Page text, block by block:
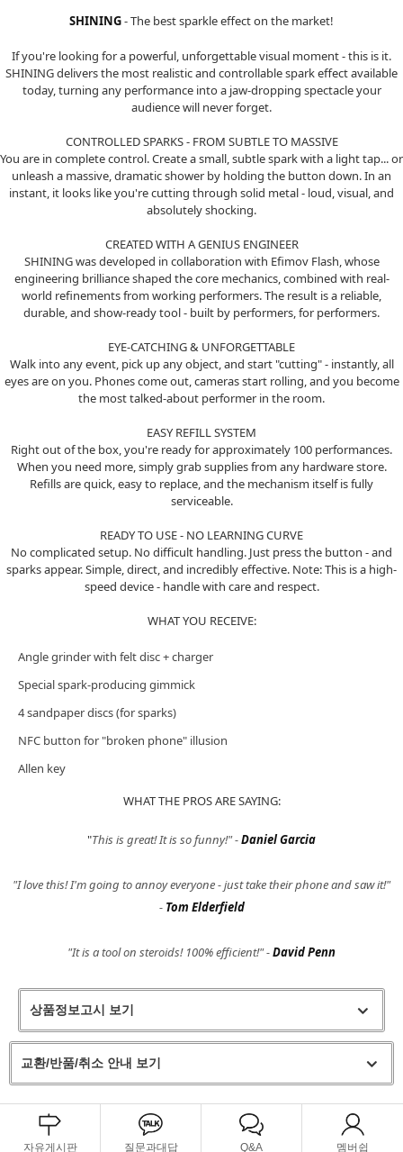
프 하세요!
SHINING- The best sparkle effect on the market!
If you're looking for a powerful, unforgettable visual moment - this is it.
SHINING delivers the most realistic and controllable spark effect available
today, turning any performance into a jaw-dropping spectacle your
audience will never forget.
CONTROLLED SPARKS - FROM SUBTLE TO MASSIVE
You are in complete control. Create a small, subtle spark with a light tap... or
unleash a massive, dramatic shower by holding the button down. In an
instant, it looks like you're cutting through solid metal - loud, visual, and
absolutely shocking.
CREATED WITH A GENIUS ENGINEER
SHINING was developed in collaboration with Efimov Flash, whose
engineering brilliance shaped the core mechanics, combined with real-
world refinements from working performers. The result is a reliable,
durable, and show-ready tool - built by performers, for performers.
EYE-CATCHING & UNFORGETTABLE
Walk into any event, pick up any object, and start "cutting" - instantly, all
eyes are on you. Phones come out, cameras start rolling, and you become
the most talked-about performer in the room.
EASY REFILL SYSTEM
Right out of the box, you're ready for approximately 100 performances.
When you need more, simply grab supplies from any hardware store.
Refills are quick, easy to replace, and the mechanism itself is fully
serviceable.
READY TO USE - NO LEARNING CURVE
No complicated setup. No difficult handling. Just press the button - and
sparks appear. Simple, direct, and incredibly effective. Note: This is a high-
speed device - handle with care and respect.
WHAT YOU RECEIVE:
Angle grinder with felt disc + charger
Special spark-producing gimmick
4 sandpaper discs (for sparks)
NFC button for "broken phone" illusion
Allen key
WHAT THE PROS ARE SAYING:
"This is great! It is so funny!" -Daniel Garcia
"I love this! I'm going to annoy everyone - just take their phone and saw it!"
- Tom Elderfield
"It is a tool on steroids! 100% efficient!" -David Penn
상품정보고시 보기
교환/반품/취소 안내 보기
자유게시판 질문과대답 Q&A 멤버쉽